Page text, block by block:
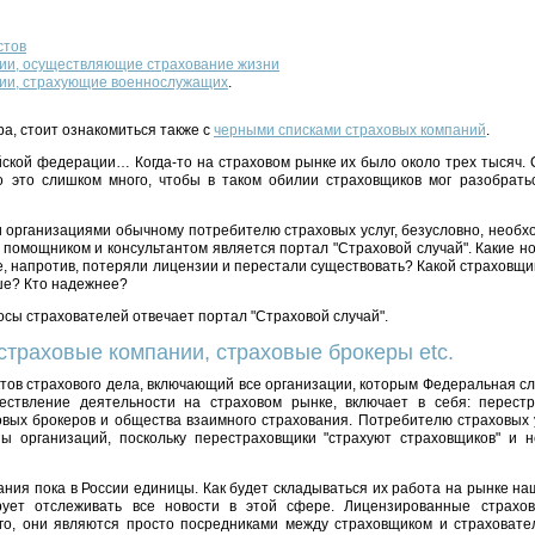
осуществляющие страхование жизни
страхующие военнослужащих.
стоит ознакомиться также с черными списками страховых компаний.
федерации… Когда-то на страховом рынке их было около трех тысяч.
это слишком много, чтобы в таком обилии страховщиков мог
обычному потребителю страховых услуг, безусловно,
и консультантом является портал "Страховой случай". Какие
потеряли лицензии и перестали существовать? Какой
Кто надежнее?
страхователей отвечает портал "Страховой случай".
компании, страховые брокеры etc.
страхового дела, включающий все организации, которым Федеральная
деятельности на страховом рынке, включает в себя:
брокеров и общества взаимного страхования. Потребителю
организаций, поскольку перестраховщики "страхуют страховщиков"
пока в России единицы. Как будет складываться их работа на рынке
отслеживать все новости в этой сфере. Лицензированные
они являются просто посредниками между страховщиком и